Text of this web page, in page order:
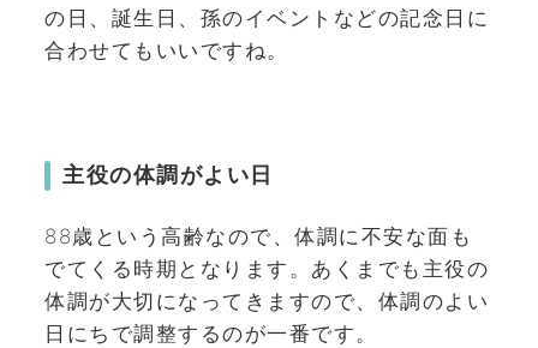
の日、誕生日、孫のイベントなどの記念日に
合わせてもいいですね。
主役の体調がよい日
88歳という高齢なので、体調に不安な面も
でてくる時期となります。あくまでも主役の
体調が大切になってきますので、体調のよい
日にちで調整するのが一番です。